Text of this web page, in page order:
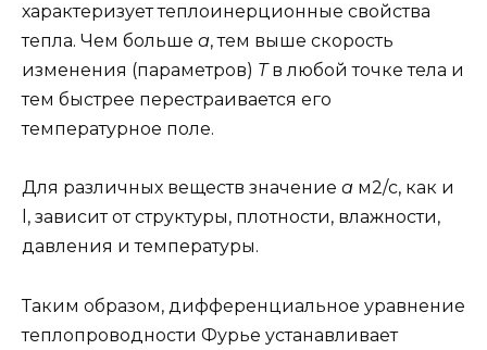
характеризует теплоинерционные свойства
тепла. Чем больше а, тем выше скорость
изменения (параметров) Тв любой точке тела и
тем быстрее перестраивается его
температурное поле.
Для различных веществ значение а м2/с, как и
l, зависит от структуры, плотности, влажности,
давления и температуры.
Таким образом, дифференциальное уравнение
теплопроводности Фурье устанавливает